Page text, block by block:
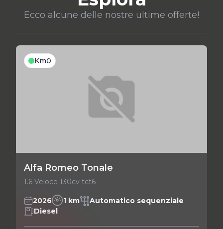
Ecco alcune delle nostre ultime offerte!
Km0
Alfa Romeo Tonale
1.6 Veloce 130cv tct6
2026 1 km
Automatico sequenziale
Diesel